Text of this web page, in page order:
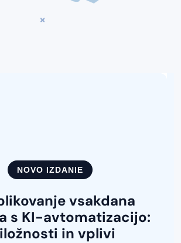
NOVO IZDANIE
vsakdana
s KI-avtomatizacijo:
in vplivi